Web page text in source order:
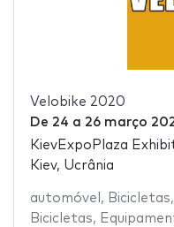
Velobike 2020
De 24 a 26 março
KievExpoPlaza
Kiev, Ucrânia
automóvel , Bicicletas,
Bicicletas,